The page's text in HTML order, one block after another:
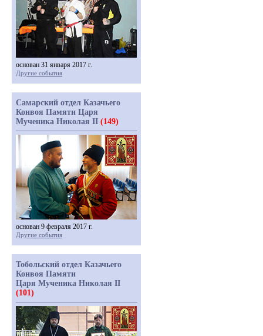
основан 31 января 2017 г.
Другие события
Самарский отдел Казачьего
Конвоя Памяти Царя
Мученика Николая II (149)
основан 9 февраля 2017 г.
Другие события
Тобольский отдел Казачьего
Конвоя Памяти
Царя Мученика Николая II
(101)